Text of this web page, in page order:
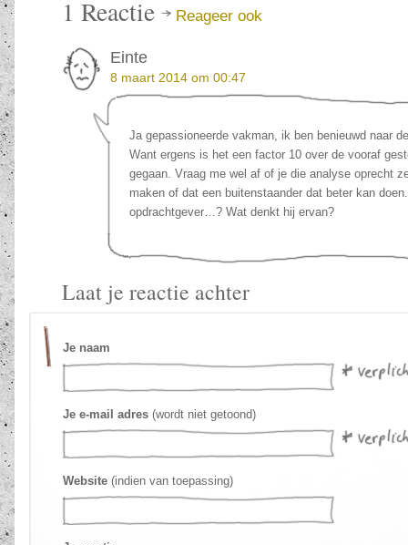
1 Reactie Reageer ook
Einte
8 maart 2014 om 00:47
Ja gepassioneerde vakman, ik ben benieuwd naar
Want ergens is het een factor 10 over de vooraf
gegaan. Vraag me wel af of je die analyse oprecht
maken of dat een buitenstaander dat beter kan
opdrachtgever…? Wat denkt hij ervan?
Laat je reactie achter
Je naam
Je e-mail adres (wordt niet getoond)
Website (indien van toepassing)